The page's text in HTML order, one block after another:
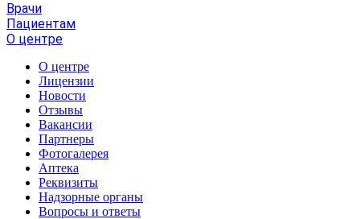
Врачи
Пациентам
О центре
О центре
Лицензии
Новости
Отзывы
Вакансии
Партнеры
Фотогалерея
Аптека
Реквизиты
Надзорные органы
Вопросы и ответы